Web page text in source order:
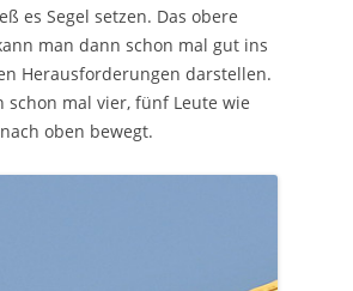
es Segel setzen. Das obere
man dann schon mal gut ins
Herausforderungen darstellen.
mal vier, fünf Leute wie
oben bewegt.